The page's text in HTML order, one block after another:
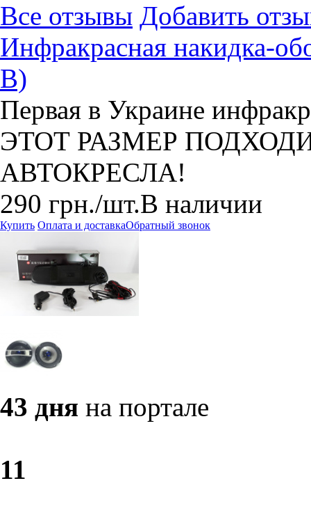
Все отзывы Добавить
Инфракрасная накидка-
В)
Первая в Украине
ЭТОТ РАЗМЕР
АВТОКРЕСЛА!
290 грн./шт.В наличии
Купить Оплата и доставкаОбратный звонок
43 дня на портале
11